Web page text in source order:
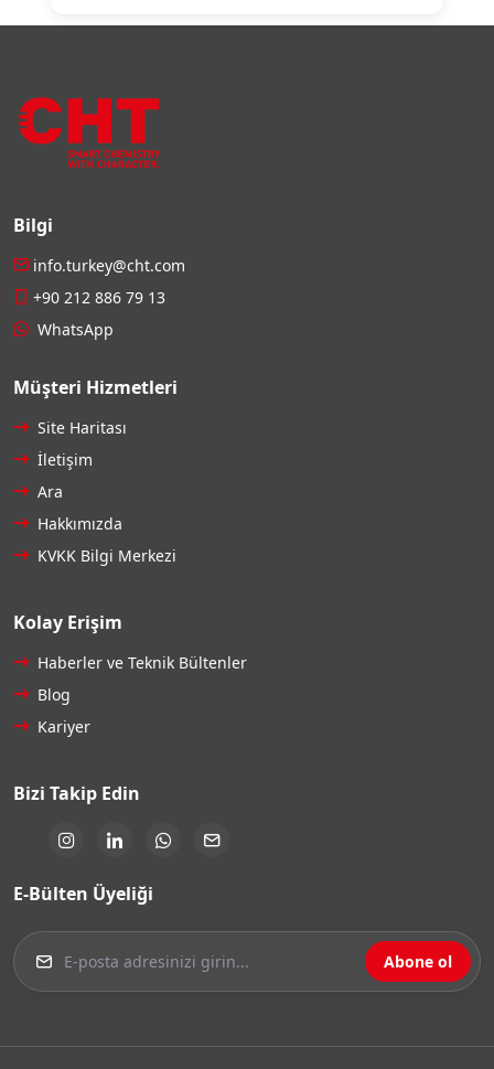
Bilgi
info.turkey@cht.com
+90 212 886 79 13
WhatsApp
Müşteri Hizmetleri
Site Haritası
İletişim
Ara
Hakkımızda
KVKK Bilgi Merkezi
Kolay Erişim
Haberler ve Teknik Bültenler
Blog
Kariyer
Bizi Takip Edin
E-Bülten Üyeliği
Abone ol